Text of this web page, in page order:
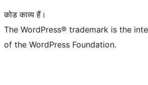
कोड काव्य हैं।
The WordPress® trademark is the
of the WordPress Foundation.